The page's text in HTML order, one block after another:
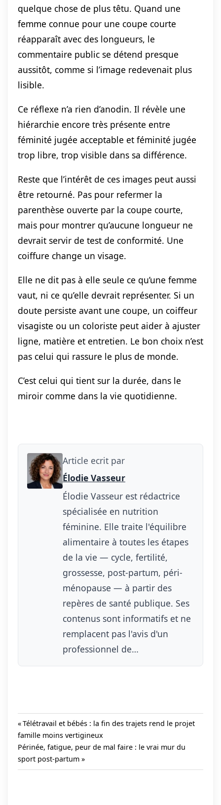
quelque chose de plus têtu. Quand une
femme connue pour une coupe courte
réapparaît avec des longueurs, le
commentaire public se détend presque
aussitôt, comme si l’image redevenait plus
lisible.
Ce réflexe n’a rien d’anodin. Il révèle une
hiérarchie encore très présente entre
féminité jugée acceptable et féminité jugée
trop libre, trop visible dans sa différence.
Reste que l’intérêt de ces images peut aussi
être retourné. Pas pour refermer la
parenthèse ouverte par la coupe courte,
mais pour montrer qu’aucune longueur ne
devrait servir de test de conformité. Une
coiffure change un visage.
Elle ne dit pas à elle seule ce qu’une femme
vaut, ni ce qu’elle devrait représenter. Si un
doute persiste avant une coupe, un coiffeur
visagiste ou un coloriste peut aider à ajuster
ligne, matière et entretien. Le bon choix n’est
pas celui qui rassure le plus de monde.
C’est celui qui tient sur la durée, dans le
miroir comme dans la vie quotidienne.
Article ecrit par
Élodie Vasseur
Élodie Vasseur est rédactrice
spécialisée en nutrition
féminine. Elle traite l'équilibre
alimentaire à toutes les étapes
de la vie — cycle, fertilité,
grossesse, post-partum, péri-
ménopause — à partir des
repères de santé publique. Ses
contenus sont informatifs et ne
remplacent pas l'avis d'un
professionnel de…
Navigation
de
l’article
Previous
Post:
Télétravail et bébés : la fin des trajets rend le projet
famille moins vertigineux
Next
Post:
Périnée, fatigue, peur de mal faire : le vrai mur du
sport post-partum